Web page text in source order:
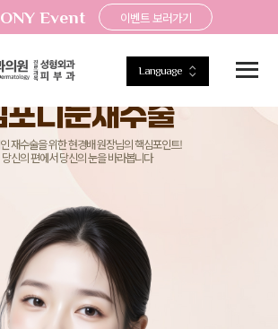
Event 이벤트 보러가기
Language
Plastic Surgery & dermatology
포니눈재수술
재수술을 위한 현경배 원장님의 핵심포인트!
당신의 편에서 당신의 눈을 바라봅니다